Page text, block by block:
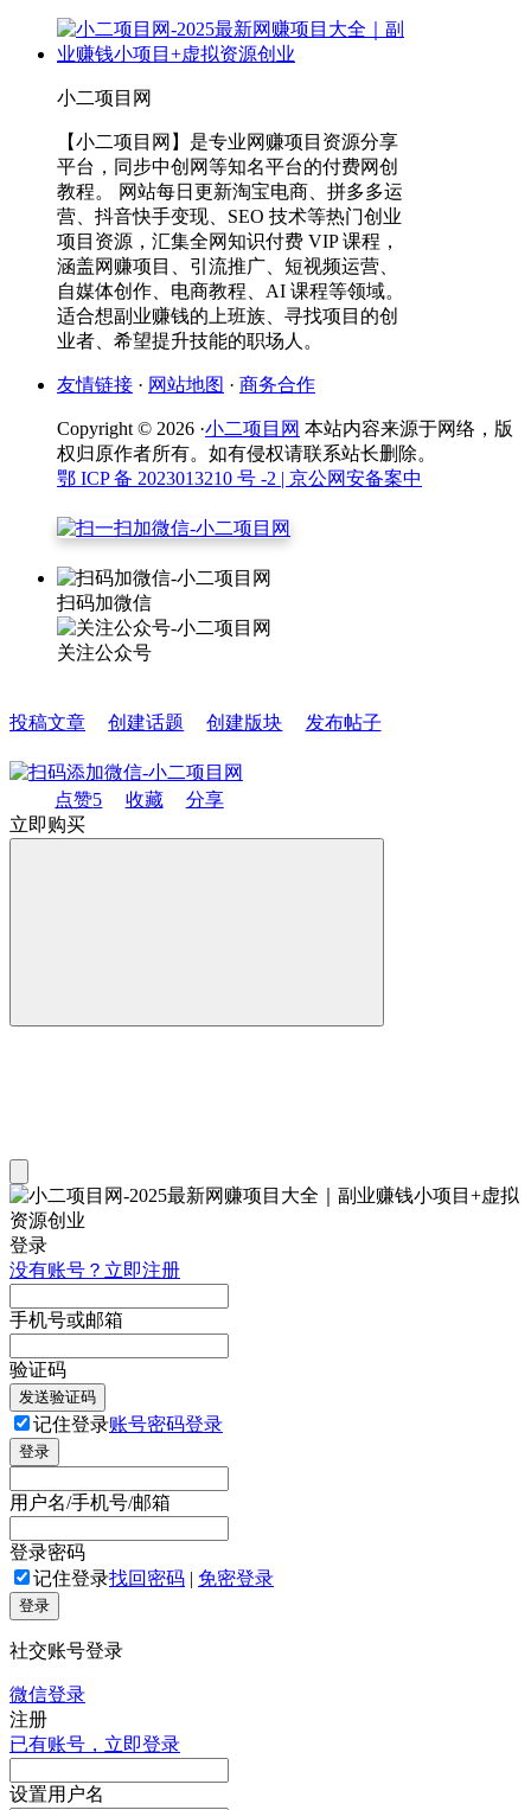
小二项目网
【小二项目网】是专业网赚项目资源分享
平台，同步中创网等知名平台的付费网创
教程。 网站每日更新淘宝电商、拼多多运
营、抖音快手变现、SEO 技术等热门创业
项目资源，汇集全网知识付费 VIP 课程，
涵盖网赚项目、引流推广、短视频运营、
自媒体创作、电商教程、AI 课程等领域。
适合想副业赚钱的上班族、寻找项目的创
业者、希望提升技能的职场人。
友情链接 · 网站地图 · 商务合作
Copyright © 2026 ·小二项目网 本站内容来源于网络，版
权归原作者所有。如有侵权请联系站长删除。
鄂 ICP 备 2023013210 号 -2 | 京公网安备案中
扫码加微信
关注公众号
投稿文章 创建话题 创建版块 发布帖子
点赞5 收藏
分享
立即购买
登录
没有账号？立即注册
手机号或邮箱
验证码
发送验证码
记住登录账号密码登录
登录
用户名/手机号/邮箱
登录密码
记住登录找回密码 | 免密登录
登录
社交账号登录
微信登录
注册
已有账号，立即登录
设置用户名